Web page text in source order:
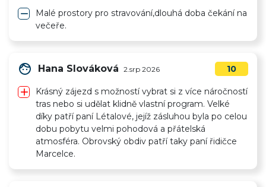
remove
Malé prostory pro stravování,dlouhá doba čekání na
večeře.
face Hana Slováková 2.srp 2026
add
Krásný zájezd s možností vybrat si z více náročností
tras nebo si udělat klidně vlastní program. Velké
díky patří paní Létalové, jejíž zásluhou byla po celou
dobu pobytu velmi pohodová a přátelská
atmosféra. Obrovský obdiv patří taky paní řidičce
Marcelce.
10